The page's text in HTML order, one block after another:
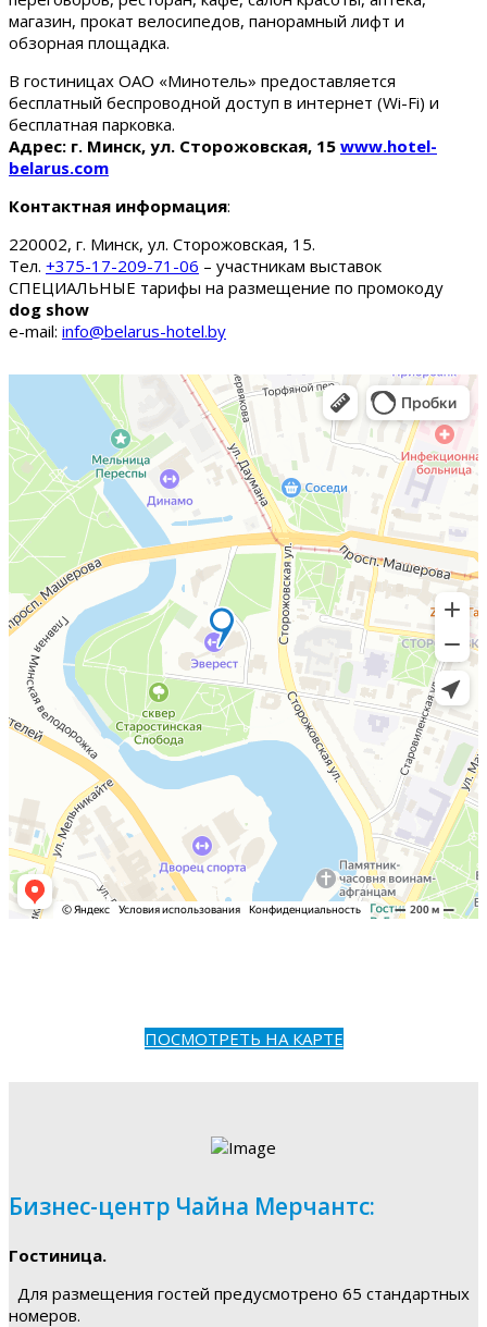
магазин, прокат велосипедов, панорамный лифт и
обзорная площадка.
В гостиницах ОАО «Минотель» предоставляется
бесплатный беспроводной доступ в интернет (Wi-Fi) и
бесплатная парковка.
Адрес: г. Минск, ул. Сторожовская, 15 www.hotel-
belarus.com
Контактная информация:
220002, г. Минск, ул. Сторожовская, 15.
Тел. +375-17-209-71-06 – участникам выставок
СПЕЦИАЛЬНЫЕ тарифы на размещение по промокоду
dog show
e-mail: info@belarus-hotel.by
ПОСМОТРЕТЬ НА КАРТЕ
Бизнес-центр Чайна Мерчантс:
Гостиница.
Для размещения гостей предусмотрено 65 стандартных
номеров.